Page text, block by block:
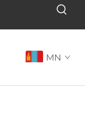
MN